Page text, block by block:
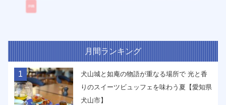
月間ランキング
1
犬山城と如庵の物語が重なる場所で 光と香
りのスイーツビュッフェを味わう夏【愛知県
犬山市】